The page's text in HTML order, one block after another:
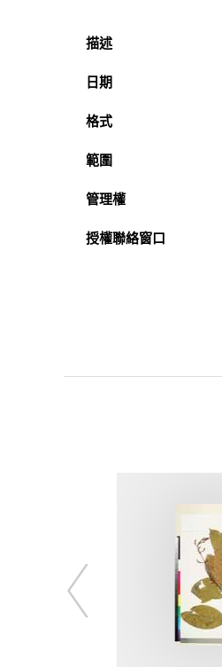
描述
日期
格式
範圍
管理權
授權聯絡窗口